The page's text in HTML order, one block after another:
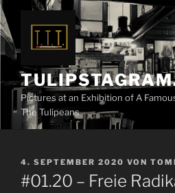
Zum
Inhalt
springen
Pictures at an Exhibition of A
The Tulipeans
VERÖFFENTLICHT
AM
4. SEPTEMBER 2020 VON
#01.20 – Freie